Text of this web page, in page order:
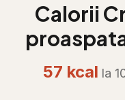
Calorii
57 kcal la